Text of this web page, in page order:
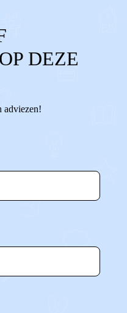
DEZE
adviezen!